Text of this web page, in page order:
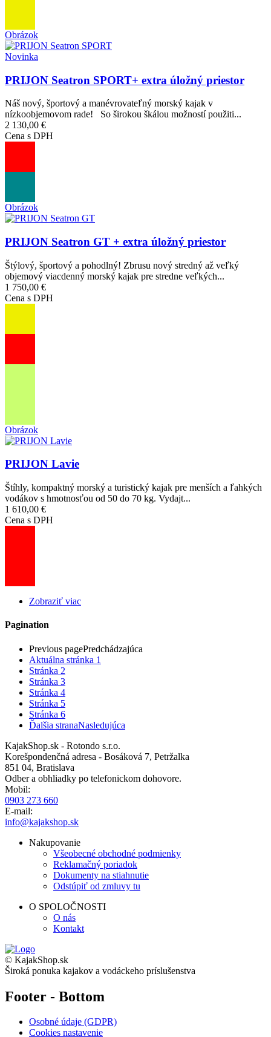
Obrázok
Novinka
PRIJON Seatron SPORT+ extra úložný priestor
Náš nový, športový a manévrovateľný morský kajak v
nízkoobjemovom rade! So širokou škálou možností použiti...
2 130,00 €
Cena s DPH
Obrázok
PRIJON Seatron GT + extra úložný priestor
Štýlový, športový a pohodlný! Zbrusu nový stredný až veľký
objemový viacdenný morský kajak pre stredne veľkých...
1 750,00 €
Cena s DPH
Obrázok
PRIJON Lavie
Štíhly, kompaktný morský a turistický kajak pre menších a ľahkých
vodákov s hmotnosťou od 50 do 70 kg. Vydajt...
1 610,00 €
Cena s DPH
Zobraziť viac
Pagination
Previous pagePredchádzajúca
Aktuálna stránka 1
Stránka 2
Stránka 3
Stránka 4
Stránka 5
Stránka 6
Ďalšia stranaNasledujúca
KajakShop.sk - Rotondo s.r.o.
Korešpondenčná adresa - Bosáková 7, Petržalka
851 04, Bratislava
Odber a obhliadky po telefonickom dohovore.
Mobil:
0903 273 660
E-mail:
info@kajakshop.sk
Nakupovanie
Všeobecné obchodné podmienky
Reklamačný poriadok
Dokumenty na stiahnutie
Odstúpiť od zmluvy tu
O SPOLOČNOSTI
O nás
Kontakt
© KajakShop.sk
Široká ponuka kajakov a vodáckeho príslušenstva
Footer - Bottom
Osobné údaje (GDPR)
Cookies nastavenie